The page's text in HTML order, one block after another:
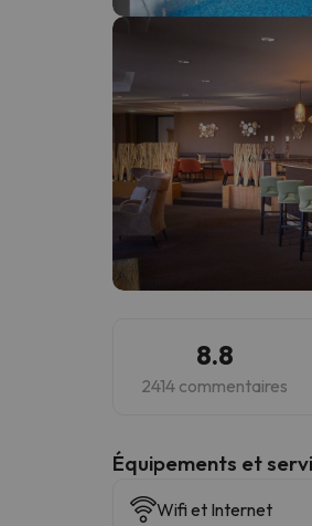
Il semble que notre
8.8
2414 commentaires
​Équipements et
Wifi et Internet